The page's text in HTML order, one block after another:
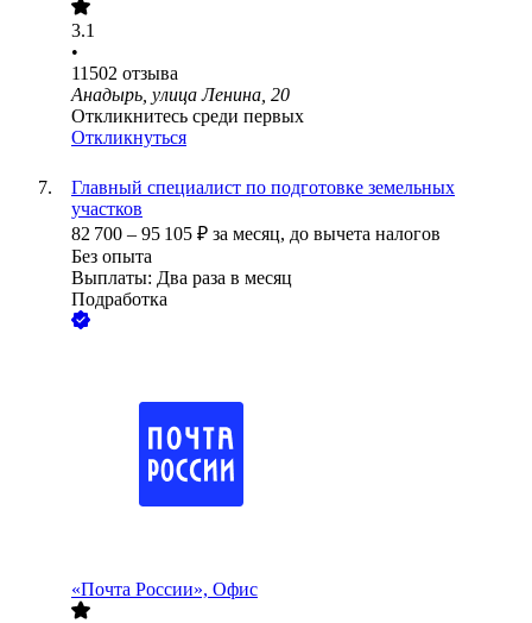
3.1
•
11502 отзыва
Анадырь, улица Ленина, 20
Откликнитесь среди первых
Откликнуться
Главный специалист по подготовке земельных
участков
82 700 – 95 105 ₽ за месяц, до вычета налогов
Без опыта
Выплаты: Два раза в месяц
Подработка
«Почта России», Офис